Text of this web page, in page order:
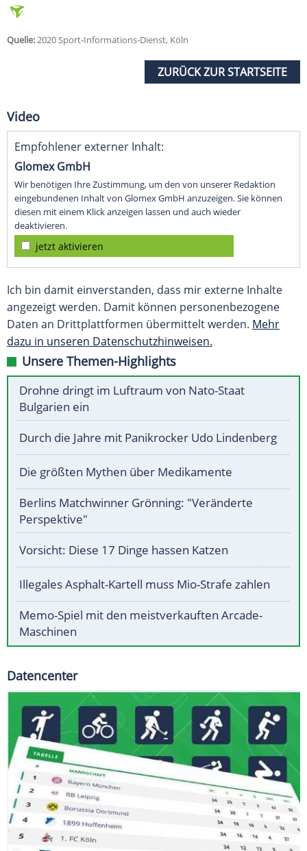
Quelle:2020 Sport-Informations-Dienst, Köln
ZURÜCK ZUR STARTSEITE
Video
Empfohlener externer Inhalt:
Glomex GmbH
Wir benötigen Ihre Zustimmung, um den von unserer Redaktion
eingebundenen Inhalt von Glomex GmbH anzuzeigen. Sie können
diesen mit einem Klick anzeigen lassen und auch wieder
deaktivieren.
jetzt aktivieren
Ich bin damit einverstanden, dass mir externe Inhalte
angezeigt werden. Damit können personenbezogene
Daten an Drittplattformen übermittelt werden. Mehr
dazu in unseren Datenschutzhinweisen.
Unsere Themen-Highlights
Drohne dringt im Luftraum von Nato-Staat
Bulgarien ein
Durch die Jahre mit Panikrocker Udo Lindenberg
Die größten Mythen über Medikamente
Berlins Matchwinner Grönning: "Veränderte
Perspektive"
Vorsicht: Diese 17 Dinge hassen Katzen
Illegales Asphalt-Kartell muss Mio-Strafe zahlen
Memo-Spiel mit den meistverkauften Arcade-
Maschinen
Datencenter